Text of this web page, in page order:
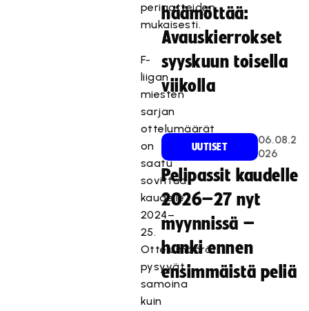
periaatteiden
mukaisesti.
F-
liigan
miesten
sarjan
ottelumäärät
on
saatu
sovittua
kaudelle
2024–
25.
Ottelumäärät
pysyvät
samoina
kuin
häämöttää:
Avauskierrokset
syyskuun toisella
viikolla
UUTISET
06.08.2
026
Pelipassit kaudelle
2026–27 nyt
myynnissä –
hanki ennen
ensimmäistä peliä